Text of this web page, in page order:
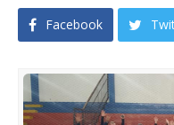
Facebook